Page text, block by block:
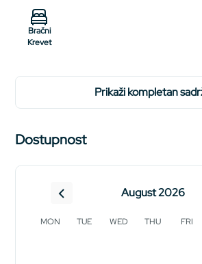
Bračni
Krevet
prikaži kompletan
Dostupnost
August 2026
MON TUE WED THU FRI